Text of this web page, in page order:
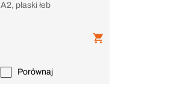
A2, płaski łeb
Porównaj